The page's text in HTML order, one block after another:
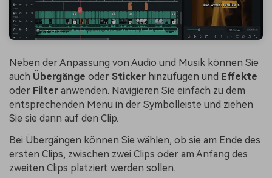
Neben der Anpassung von Audio und Musik können Sie
auch Übergänge oder Sticker hinzufügen und Effekte
oder Filter anwenden. Navigieren Sie einfach zu dem
entsprechenden Menü in der Symbolleiste und ziehen
Sie sie dann auf den Clip.
Bei Übergängen können Sie wählen, ob sie am Ende des
ersten Clips, zwischen zwei Clips oder am Anfang des
zweiten Clips platziert werden sollen.